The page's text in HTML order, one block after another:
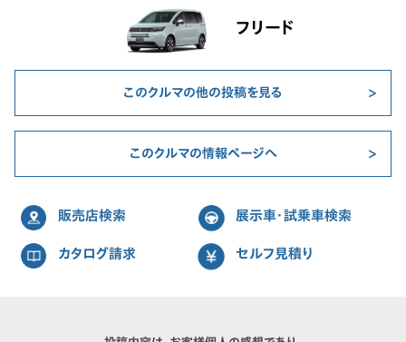
フリード
このクルマの他の投稿を見る
このクルマの情報ページへ
販売店検索 展示車・試乗車検索
カタログ請求 セルフ見積り